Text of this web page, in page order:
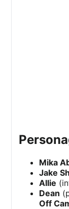
Mika
Jake
Allie
Dean
Off